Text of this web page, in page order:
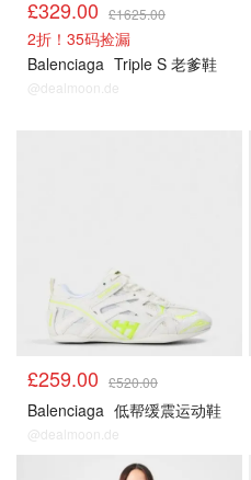
£329.00 £1625.00
2折！35码捡漏
Balenciaga Triple S 老爹鞋
@dealmoon.de
£259.00 £520.00
Balenciaga 低帮缓震运动鞋
@dealmoon.de